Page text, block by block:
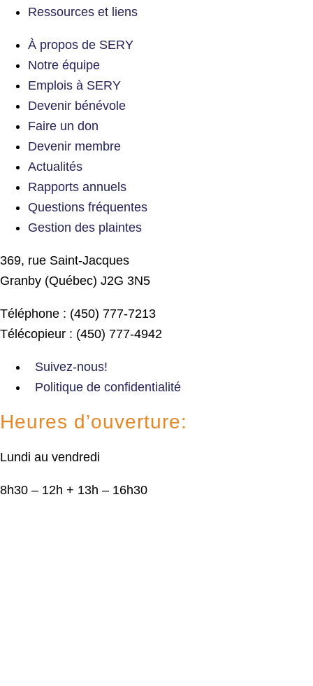
Ressources et liens
À propos de SERY
Notre équipe
Emplois à SERY
Devenir bénévole
Faire un don
Devenir membre
Actualités
Rapports annuels
Questions fréquentes
Gestion des plaintes
369, rue Saint-Jacques
Granby (Québec) J2G 3N5
Téléphone : (450) 777-7213
Télécopieur : (450) 777-4942
Suivez-nous!
Politique de confidentialité
Heures d’ouverture:
Lundi au vendredi
8h30 – 12h + 13h – 16h30